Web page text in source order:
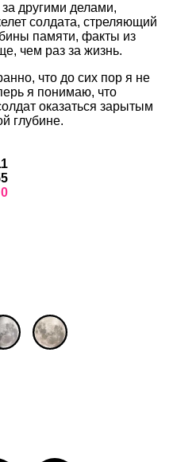
другими делами,
солдата, стреляющий
памяти, факты из
чем раз за жизнь.
что до сих пор я не
я понимаю, что
оказаться зарытым
глубине.
0